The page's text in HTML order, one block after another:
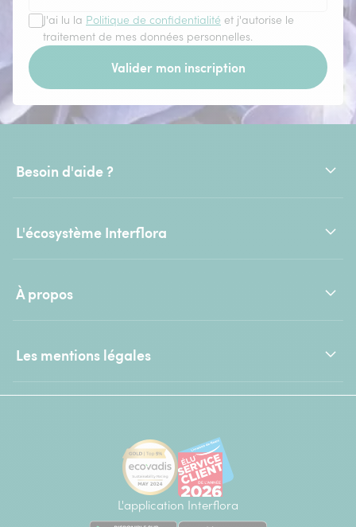
J'ai lu la Politique de confidentialité et j'autorise le
traitement de mes données personnelles.
Valider mon inscription
Besoin d'aide ?
L'écosystème Interflora
À propos
Les mentions légales
L'application Interflora